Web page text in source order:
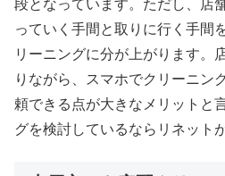
段となっています。ただし、店
っていく手間と取りに行く手間
リーニングに分が上がります。
りながら、スマホでクリーニン
頼できる点が大きなメリットと
グを検討しているならリネット